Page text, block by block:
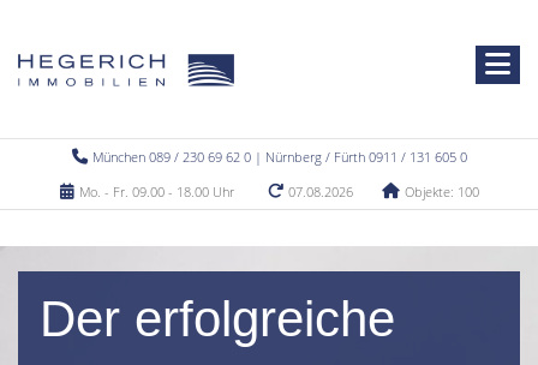
München 089 / 230 69 62 0 | Nürnberg / Fürth 0911 / 131 605 0
Mo. - Fr. 09.00 - 18.00 Uhr
07.08.2026 Objekte: 100
Der erfolgreiche